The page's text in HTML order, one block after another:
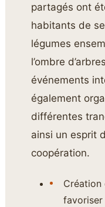
partagés ont
habitants de
légumes
l’ombre
événements
également
différentes
ainsi un esprit
coopération.
Création